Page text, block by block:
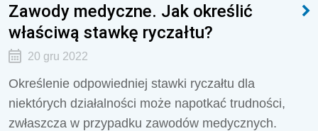
Zawody medyczne. Jak określić
właściwą stawkę ryczałtu?
20 gru 2022
Określenie odpowiedniej stawki ryczałtu dla
niektórych działalności może napotkać trudności,
zwłaszcza w przypadku zawodów medycznych.